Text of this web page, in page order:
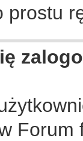
Forum